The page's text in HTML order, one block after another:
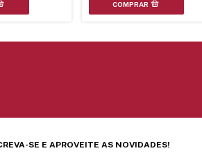
SE E APROVEITE AS NOVIDADES!